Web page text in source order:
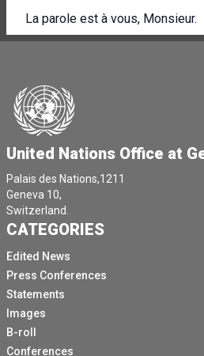
La parole est à vous, Monsieur.
Ensuite, nous passerons aux
[Autre langue parlée]
[Autre langue parlée]
[Autre langue parlée]
C'est possible, mais j'aimerais
collègue s'il peut augmenter le
vous plaît.
[Autre langue parlée]
[Autre langue parlée]
Oui, j'essaie de trouver ça.
Oui, j'ai un petit problème
[Autre langue parlée]
United Nations Office at
Palais des Nations,1211
Geneva 10,
Switzerland.
CATEGORIES
Edited News
Press Conferences
Statements
Images
B-roll
Conferences